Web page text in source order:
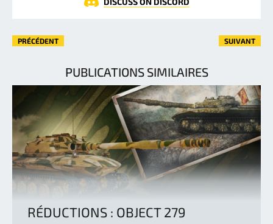
PRÉCÉDENT SUIVANT
PUBLICATIONS SIMILAIRES
RÉDUCTIONS : OBJECT 279